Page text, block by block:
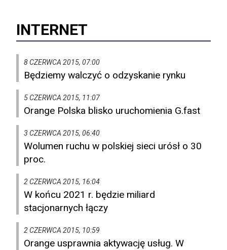
INTERNET
8 CZERWCA 2015, 07:00
Będziemy walczyć o odzyskanie rynku
5 CZERWCA 2015, 11:07
Orange Polska blisko uruchomienia G.fast
3 CZERWCA 2015, 06:40
Wolumen ruchu w polskiej sieci urósł o 30
proc.
2 CZERWCA 2015, 16:04
W końcu 2021 r. będzie miliard
stacjonarnych łączy
2 CZERWCA 2015, 10:59
Orange usprawnia aktywację usług. W